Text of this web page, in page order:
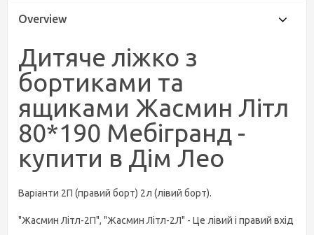
Overview
Дитяче ліжко з
бортиками та
ящиками Жасмин Літл
80*190 Мебігранд -
купити в Дім Лео
Варіанти 2П (правий борт) 2л (лівий борт).
"Жасмин Літл-2П", "Жасмин Літл-2Л" - Це лівий і правий вхід